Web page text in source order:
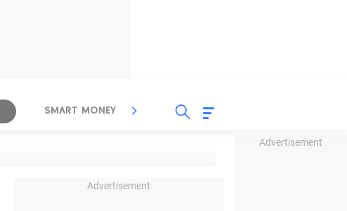
Advertisement
SMART MONEY INSPIRASI BISNIS
Advertisement